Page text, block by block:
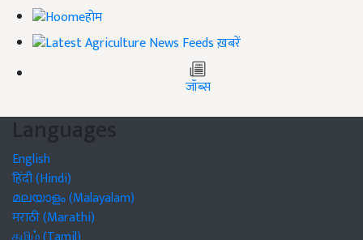
होम
ख़बरें
जॉब्स
Languages
English
हिंदी (Hindi)
മലയാളം (Malayalam)
मराठी (Marathi)